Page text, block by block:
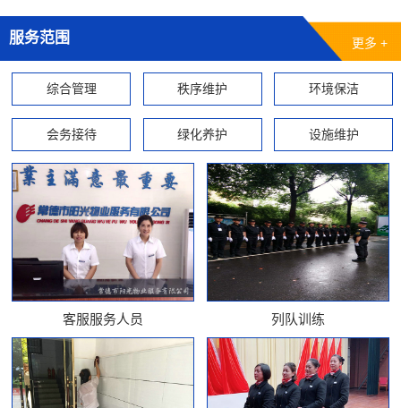
服务范围 更多 +
综合管理 秩序维护 环境保洁
会务接待 绿化养护 设施维护
客服服务人员 列队训练